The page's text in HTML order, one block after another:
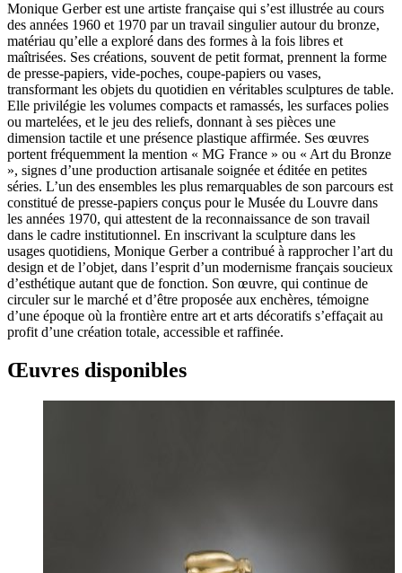
Monique Gerber est une artiste française qui s’est illustrée au cours
des années 1960 et 1970 par un travail singulier autour du bronze,
matériau qu’elle a exploré dans des formes à la fois libres et
maîtrisées. Ses créations, souvent de petit format, prennent la forme
de presse-papiers, vide-poches, coupe-papiers ou vases,
transformant les objets du quotidien en véritables sculptures de table.
Elle privilégie les volumes compacts et ramassés, les surfaces polies
ou martelées, et le jeu des reliefs, donnant à ses pièces une
dimension tactile et une présence plastique affirmée. Ses œuvres
portent fréquemment la mention « MG France » ou « Art du Bronze
», signes d’une production artisanale soignée et éditée en petites
séries. L’un des ensembles les plus remarquables de son parcours est
constitué de presse-papiers conçus pour le Musée du Louvre dans
les années 1970, qui attestent de la reconnaissance de son travail
dans le cadre institutionnel. En inscrivant la sculpture dans les
usages quotidiens, Monique Gerber a contribué à rapprocher l’art du
design et de l’objet, dans l’esprit d’un modernisme français soucieux
d’esthétique autant que de fonction. Son œuvre, qui continue de
circuler sur le marché et d’être proposée aux enchères, témoigne
d’une époque où la frontière entre art et arts décoratifs s’effaçait au
profit d’une création totale, accessible et raffinée.
Œuvres disponibles